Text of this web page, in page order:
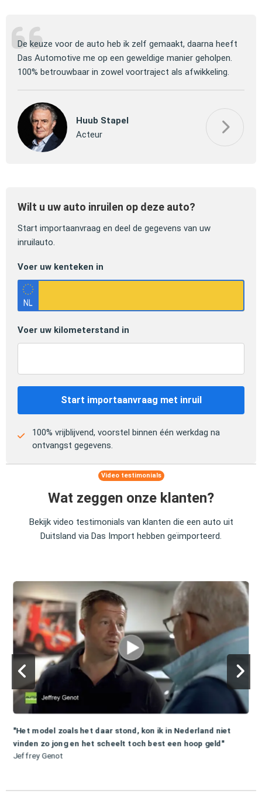
De keuze voor de auto heb ik zelf gemaakt, daarna heeft
Das Automotive me op een geweldige manier geholpen.
100% betrouwbaar in zowel voortraject als afwikkeling.
Huub Stapel
Acteur
Wilt u uw auto inruilen op deze auto?
Start importaanvraag en deel de gegevens van uw
inruilauto.
Voer uw kenteken in
Voer uw kilometerstand in
Start importaanvraag met inruil
100% vrijblijvend, voorstel binnen één werkdag na
ontvangst gegevens.
Video testimonials
Wat zeggen onze klanten?
Bekijk video testimonials van klanten die een auto uit
Duitsland via Das Import hebben geïmporteerd.
"Het model zoals het daar stond, kon ik in Nederland niet
vinden zo jong en het scheelt toch best een hoop geld"
Jeffrey Genot